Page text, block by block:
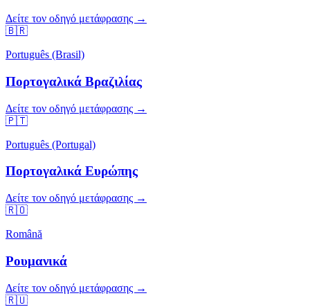
Δείτε τον οδηγό μετάφρασης →
🇧🇷
Português (Brasil)
Πορτογαλικά Βραζιλίας
Δείτε τον οδηγό μετάφρασης →
🇵🇹
Português (Portugal)
Πορτογαλικά Ευρώπης
Δείτε τον οδηγό μετάφρασης →
🇷🇴
Română
Ρουμανικά
Δείτε τον οδηγό μετάφρασης →
🇷🇺